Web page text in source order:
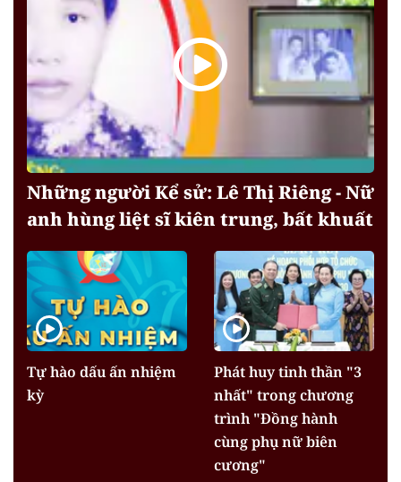
Những người Kể sử: Lê Thị Riêng - Nữ
anh hùng liệt sĩ kiên trung, bất khuất
Tự hào dấu ấn nhiệm
kỳ
Phát huy tinh thần "3
nhất" trong chương
trình "Đồng hành
cùng phụ nữ biên
cương"